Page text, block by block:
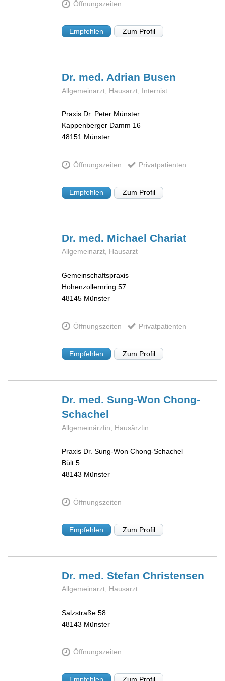
Öffnungszeiten
Empfehlen Zum Profil
Dr. med. Adrian Busen
Allgemeinarzt, Hausarzt, Internist
Praxis Dr. Peter Münster
Kappenberger Damm 16
48151 Münster
Öffnungszeiten Privatpatienten
Empfehlen Zum Profil
Dr. med. MichaelChariat
Allgemeinarzt, Hausarzt
Gemeinschaftspraxis
Hohenzollernring 57
48145 Münster
Öffnungszeiten Privatpatienten
Empfehlen Zum Profil
Dr. med. Sung-WonChong-
Schachel
Allgemeinärztin, Hausärztin
Praxis Dr. Sung-Won Chong-Schachel
Bült 5
48143 Münster
Öffnungszeiten
Empfehlen Zum Profil
Dr. med. StefanChristensen
Allgemeinarzt, Hausarzt
Salzstraße 58
48143 Münster
Öffnungszeiten